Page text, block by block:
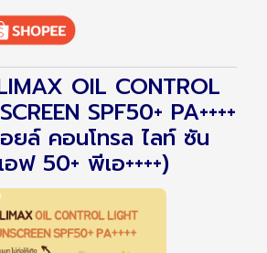
OIL CONTROL
SPF50+ PA++++
ยล์ คอนโทรล ไลท์ ซัน
ฟ 50+ พีเอ++++)